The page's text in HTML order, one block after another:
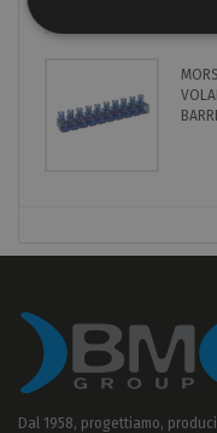
Dal 1958, progettiamo,